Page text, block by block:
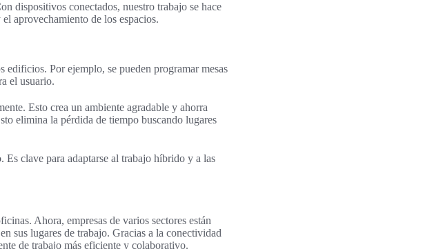
dispositivos conectados, nuestro trabajo se hace
aprovechamiento de los espacios.
edificios. Por ejemplo, se pueden programar mesas
el usuario.
Esto crea un ambiente agradable y ahorra
elimina la pérdida de tiempo buscando lugares
clave para adaptarse al trabajo híbrido y a las
Ahora, empresas de varios sectores están
sus lugares de trabajo. Gracias a la conectividad
de trabajo más eficiente y colaborativo.